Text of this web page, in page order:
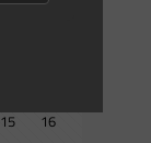
15
16